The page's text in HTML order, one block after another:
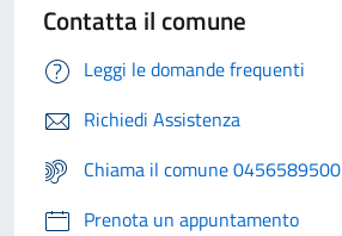
Contatta il comune
Leggi le domande frequenti
Richiedi Assistenza
Chiama il comune 0456589500
Prenota un appuntamento